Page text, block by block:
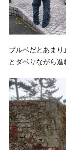
ブルベだとあまり
とダベりながら進